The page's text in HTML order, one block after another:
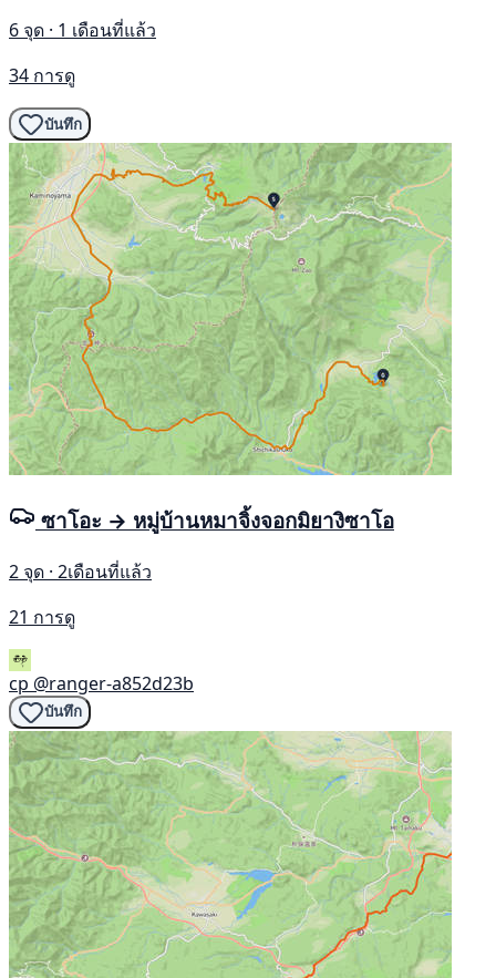
6 จุด · 1 เดือนที่แล้ว
34 การดู
บันทึก
ซาโอะ → หมู่บ้านหมาจิ้งจอกมิยางิซาโอ
2 จุด · 2เดือนที่แล้ว
21 การดู
cp @ranger-a852d23b
บันทึก